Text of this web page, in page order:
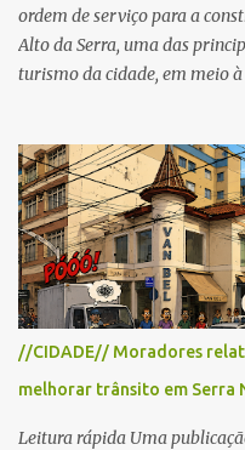
ordem de serviço para a
Alto da Serra, uma das
turismo da cidade, em meio
ambiental nas políticas
da Serra está localizado em
Permanente no município,
Brasileiro, Lei nº 12.651/12.
ambiental de preservar os
proteção do solo e a
vida da população. No local
transmissão de televisão e
comercial, sanitário público,
//CIDADE// Moradores
melhorar trânsito em Serra
Leitura rápida Uma